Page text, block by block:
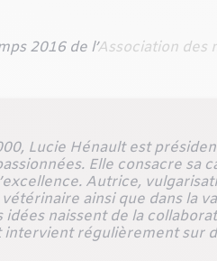
2016 de l’Association des
Lucie Hénault est
Elle consacre
Autrice,
ainsi que dans la
idées naissent de la
régulièrement sur